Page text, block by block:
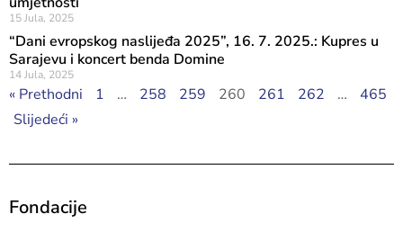
15 Jula, 2025
“Dani evropskog naslijeđa 2025”, 16. 7. 2025.: Kupres u
Sarajevu i koncert benda Domine
14 Jula, 2025
« Prethodni 1 … 258 259 260 261 262 …
465
Slijedeći »
Fondacije